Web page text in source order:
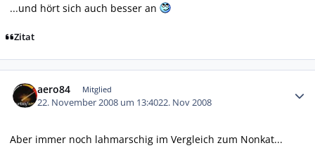
...und hört sich auch besser an
Zitat
aero84 Mitglied
22. November 2008 um 13:4022. Nov 2008
Aber immer noch lahmarschig im Vergleich zum Nonkat...